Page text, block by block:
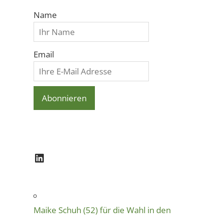
Name
Email
LinkedIn
Maike Schuh (52) für die Wahl in den